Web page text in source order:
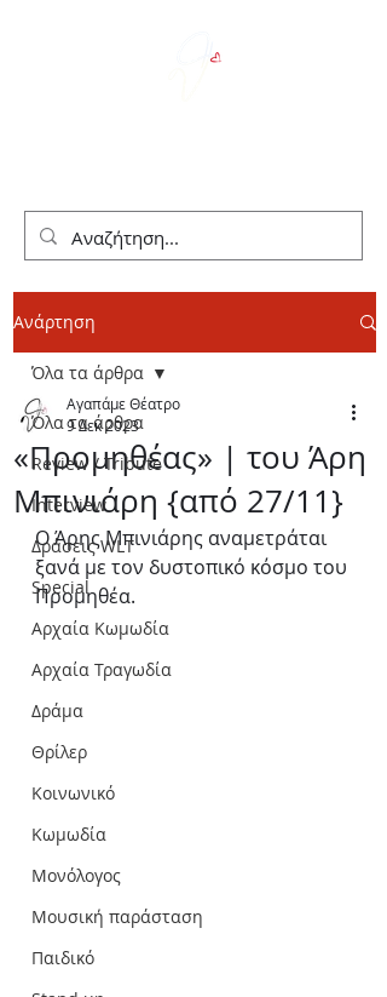
Ανάρτηση
Όλα τα άρθρα
Review / Tribute
Interview
Δράσεις WLT
Special
Αρχαία Κωμωδία
Αρχαία Τραγωδία
Δράμα
Θρίλερ
Κοινωνικό
Κωμωδία
Μονόλογος
Μουσική παράσταση
Παιδικό
Όλα τα άρθρα
«Προμηθέας» | του Άρη
Μπινιάρη {από 27/11}
Αγαπάμε Θέατρο
9 Δεκ 2023
Ο Άρης Μπινιάρης αναμετράται
ξανά με τον δυστοπικό κόσμο του
Προμηθέα.